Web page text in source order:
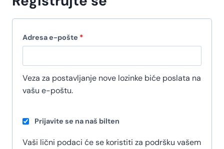
Adresa e-pošte *O
z
n
Veza za postavljanje nove lozinke biće poslata na
vašu e-poštu.
Prijavite se na naš bilten
Vaši lični podaci će se koristiti za podršku vašem